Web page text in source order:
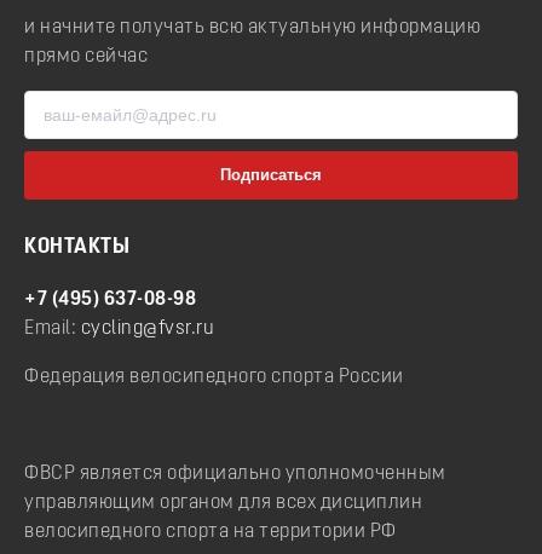
и начните получать всю актуальную информацию
прямо сейчас
КОНТАКТЫ
+7 (495) 637-08-98
Email: cycling@fvsr.ru
Федерация велосипедного спорта России
ФВСР является официально уполномоченным
управляющим органом для всех дисциплин
велосипедного спорта на территории РФ